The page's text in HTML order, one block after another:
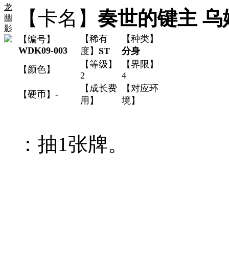
龙
幽
影
【卡名】 奏世的键主 乌
【编号】
WDK09-003
【稀有
度】 ST
【种类】
分身
【颜色】
【等级】
2
【界限】
4
【硬币】-
【成长费
用】
【对应环
境】
：抽1张牌。